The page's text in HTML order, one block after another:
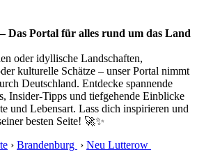
Das Portal für alles rund um das Land
oder idyllische Landschaften,
kulturelle Schätze – unser Portal nimmt
Deutschland. Entdecke spannende
Insider-Tipps und tiefgehende Einblicke
und Lebensart. Lass dich inspirieren und
besten Seite! 🚀✨
› Brandenburg › Neu Lutterow